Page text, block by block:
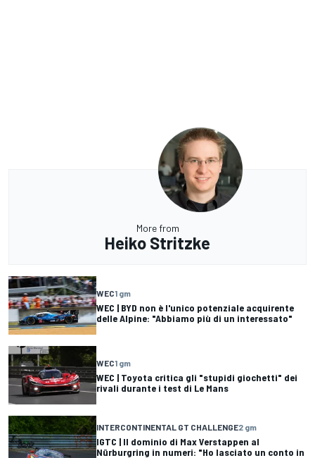
More from
Heiko Stritzke
WEC1 gm
WEC | BYD non è l'unico potenziale acquirente
delle Alpine: "Abbiamo più di un interessato"
WEC1 gm
WEC | Toyota critica gli "stupidi giochetti" dei
rivali durante i test di Le Mans
INTERCONTINENTAL GT CHALLENGE2 gm
IGTC | Il dominio di Max Verstappen al
Nürburgring in numeri: "Ho lasciato un conto in